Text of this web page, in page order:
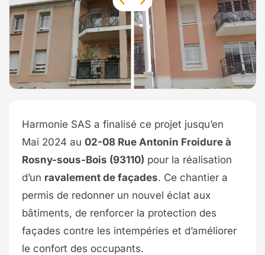
Harmonie SAS a finalisé ce projet jusqu’en
Mai 2024 au 02-08 Rue Antonin Froidure à
Rosny-sous-Bois (93110) pour la réalisation
d’un ravalement de façades. Ce chantier a
permis de redonner un nouvel éclat aux
bâtiments, de renforcer la protection des
façades contre les intempéries et d’améliorer
le confort des occupants.